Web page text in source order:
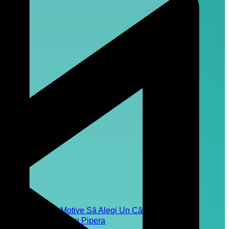
Top 5 Motive Să Alegi Un Cămin De
Bătrâni Din Pipera